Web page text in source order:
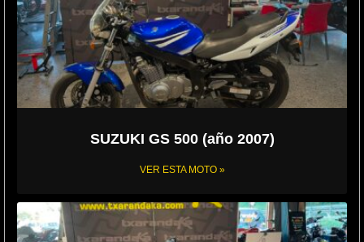
SUZUKI GS 500 (año 2007)
VER ESTA MOTO »